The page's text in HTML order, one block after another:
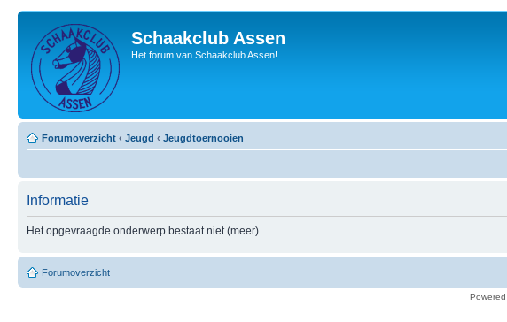
Schaakclub Assen
Het forum van Schaakclub Assen!
Forumoverzicht ‹ Jeugd ‹ Jeugdtoernooien
Informatie
Het opgevraagde onderwerp bestaat niet (meer).
Forumoverzicht